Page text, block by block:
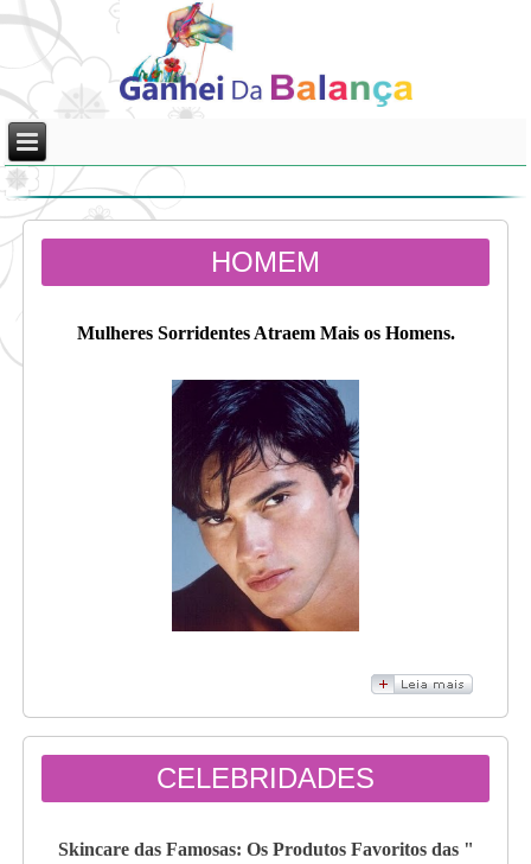
HOMEM
Mulheres Sorridentes Atraem Mais os Homens.
CELEBRIDADES
Skincare das Famosas: Os Produtos Favoritos das "